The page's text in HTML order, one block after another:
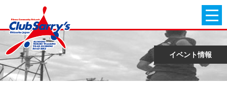
イベント情報